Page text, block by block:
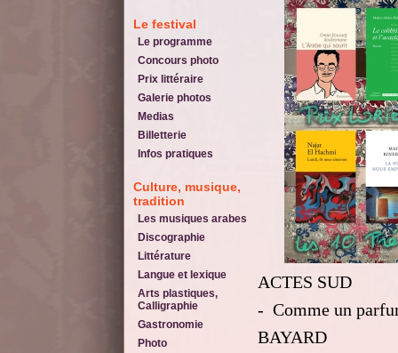
Le festival
Le programme
Concours photo
Prix littéraire
Galerie photos
Medias
Billetterie
Infos pratiques
Culture, musique,
tradition
Les musiques arabes
Discographie
Littérature
Langue et lexique
Arts plastiques,
Calligraphie
Gastronomie
Photo
ACTES SUD
- Comme un
BAYARD